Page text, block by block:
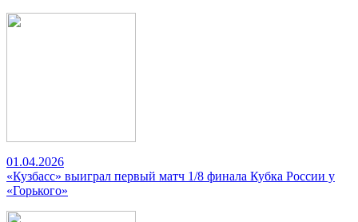
01.04.2026
«Кузбасс» выиграл первый матч 1/8 финала Кубка России у
«Горького»